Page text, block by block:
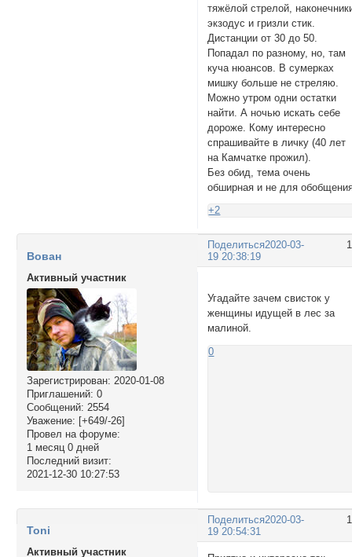
тяжёлой стрелой,
экзодус и гризли стик.
Дистанции от 30 до 50.
Попадал по разному, но, там
куча нюансов. В сумерках
мишку больше не стреляю.
Можно утром одни остатки
найти. А ночью искать себе
дороже. Кому интересно
спрашивайте в личку (40 лет
на Камчатке прожил).
Без обид, тема очень
обширная и не для
+2
Поделиться2020-03-
19 20:38:19
Вован
Активный участник
Зарегистрирован: 2020-01-08
Приглашений: 0
Сообщений: 2554
Уважение: [+649/-26]
Провел на форуме:
1 месяц 0 дней
Последний визит:
2021-12-30 10:27:53
Угадайте зачем свисток у
женщины идущей в лес за
малиной.
0
Поделиться2020-03-
19 20:54:31
Toni
Активный участник